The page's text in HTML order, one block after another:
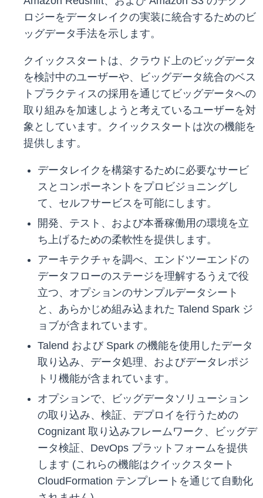
ロジーをデータレイクの実装に統合するためのビ
ッグデータ手法を示します。
クイックスタートは、クラウド上のビッグデータ
を検討中のユーザーや、ビッグデータ統合のベス
トプラクティスの採用を通じてビッグデータへの
取り組みを加速しようと考えているユーザーを対
象としています。クイックスタートは次の機能を
提供します。
データレイクを構築するために必要なサービ
スとコンポーネントをプロビジョニングし
て、セルフサービスを可能にします。
開発、テスト、および本番稼働用の環境を立
ち上げるための柔軟性を提供します。
アーキテクチャを調べ、エンドツーエンドの
データフローのステージを理解するうえで役
立つ、オプションのサンプルデータシート
と、あらかじめ組み込まれた Talend Spark ジ
ョブが含まれています。
Talend および Spark の機能を使用したデータ
取り込み、データ処理、およびデータレポジ
トリ機能が含まれています。
オプションで、ビッグデータソリューション
の取り込み、検証、デプロイを行うための
Cognizant 取り込みフレームワーク、ビッグデ
ータ検証、DevOps プラットフォームを提供
します (これらの機能はクイックスタート
CloudFormation テンプレートを通じて自動化